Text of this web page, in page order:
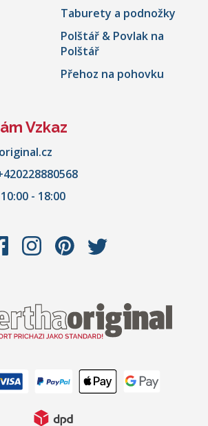
Taburety a podnožky
Polštář & Povlak na
Polštář
Přehoz na pohovku
Vzkaz
10:00 - 18:00